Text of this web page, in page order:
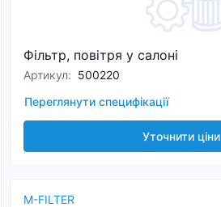
Фільтр, повітря у салоні
Артикул: 500220
Переглянути специфікації
Уточнити ціни
M-FILTER